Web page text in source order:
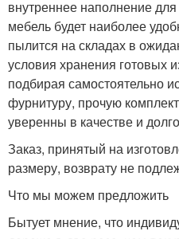
внутреннее наполнение
мебель будет наиболее
пылится на складах в
условия хранения готовых
подбирая самостоятельно
фурнитуру, прочую
уверенны в качестве и
Заказ, принятый на
размеру, возврату не
Что мы можем предложить
Бытует мнение, что